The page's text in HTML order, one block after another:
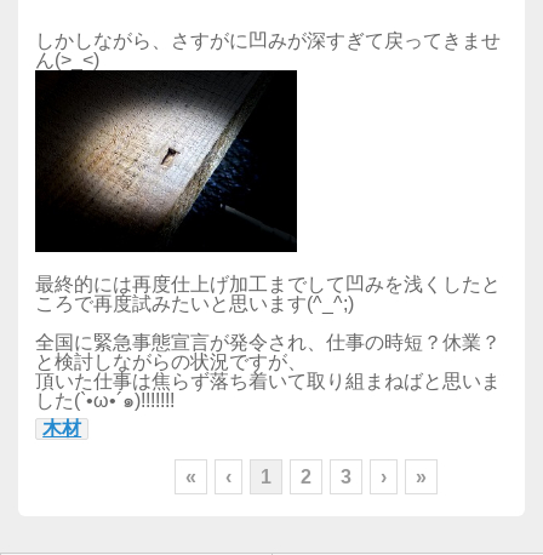
しかしながら、さすがに凹みが深すぎて戻ってきませ
ん(>_<)
最終的には再度仕上げ加工までして凹みを浅くしたと
ころで再度試みたいと思います(^_^;)
全国に緊急事態宣言が発令され、仕事の時短？休業？
と検討しながらの状況ですが、
頂いた仕事は焦らず落ち着いて取り組まねばと思いま
した(`•ω•´๑)!!!!!!!
木材
« ‹ 1 2 3 › »